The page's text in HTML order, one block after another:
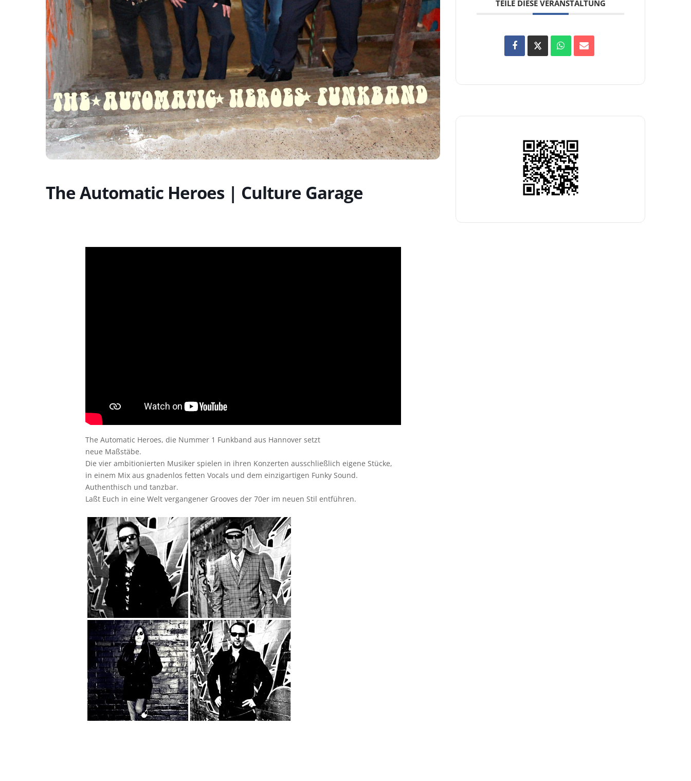
The Automatic Heroes | Culture Garage
The Automatic Heroes, die Nummer 1 Funkband aus Hannover setzt
neue Maßstäbe.
Die vier ambitionierten Musiker spielen in ihren Konzerten ausschließlich eigene Stücke,
in einem Mix aus gnadenlos fetten Vocals und dem einzigartigen Funky Sound.
Authenthisch und tanzbar.
Laßt Euch in eine Welt vergangener Grooves der 70er im neuen Stil entführen.
TEILE DIESE VERANSTALTUNG